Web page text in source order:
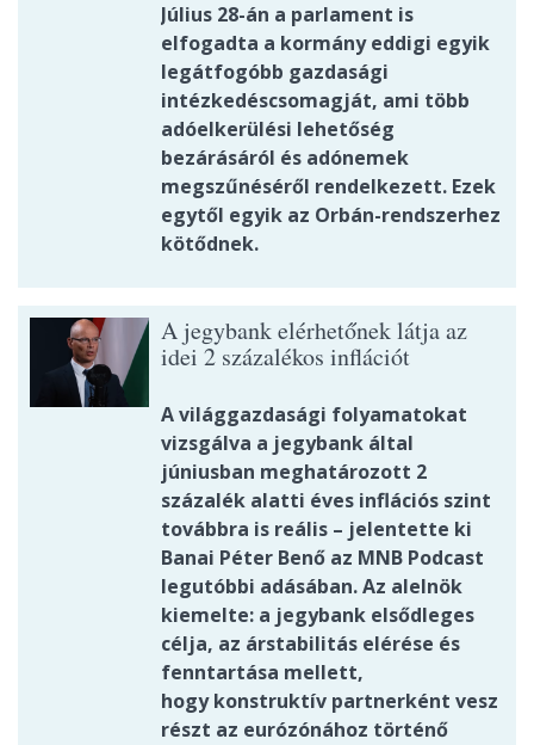
Július 28-án a parlament is
elfogadta a kormány eddigi egyik
legátfogóbb gazdasági
intézkedéscsomagját, ami több
adóelkerülési lehetőség
bezárásáról és adónemek
megszűnéséről rendelkezett. Ezek
egytől egyik az Orbán-rendszerhez
kötődnek.
A jegybank elérhetőnek látja az
idei 2 százalékos inflációt
A világgazdasági folyamatokat
vizsgálva a jegybank által
júniusban meghatározott 2
százalék alatti éves inflációs szint
továbbra is reális – jelentette ki
Banai Péter Benő az MNB Podcast
legutóbbi adásában. Az alelnök
kiemelte: a jegybank elsődleges
célja, az árstabilitás elérése és
fenntartása mellett,
hogy konstruktív partnerként vesz
részt az eurózónához történő